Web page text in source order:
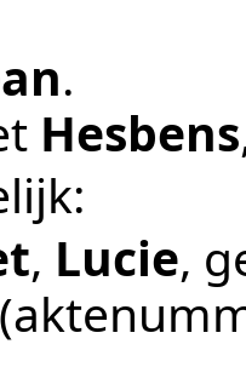
.
Hesbens
, Lucie,